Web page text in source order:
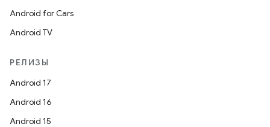
Android for Cars
Android TV
РЕЛИЗЫ
Android 17
Android 16
Android 15